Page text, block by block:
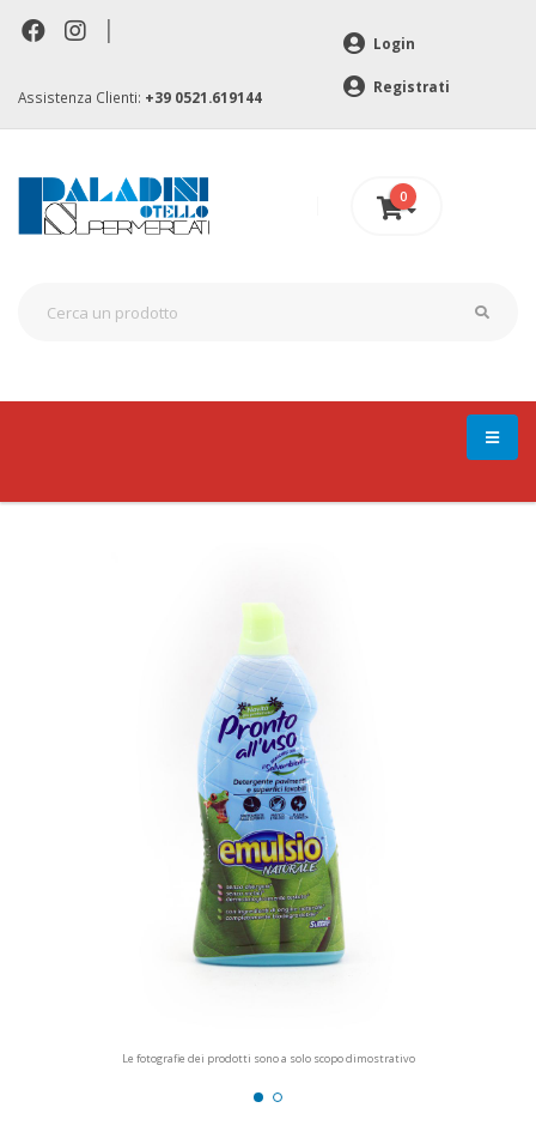
|
Assistenza Clienti: +39 0521.619144
Login
Registrati
0
Le fotografie dei prodotti sono a solo scopo dimostrativo